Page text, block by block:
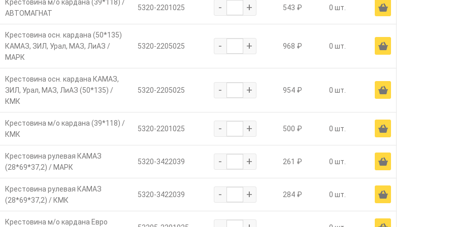
Крестовина м/о кардана (39*118) /
АВТОМАГНАТ
5320-2201025 - + 543 ₽ 0 шт. Ä
Крестовина осн. кардана (50*135)
КАМАЗ, ЗИЛ, Урал, МАЗ, ЛиАЗ /
МАРК
5320-2205025 - + 968 ₽ 0 шт. Ä
Крестовина осн. кардана КАМАЗ,
ЗИЛ, Урал, МАЗ, ЛиАЗ (50*135) /
КМК
5320-2205025 - + 954 ₽ 0 шт. Ä
Крестовина м/о кардана (39*118) /
КМК
5320-2201025 - + 500 ₽ 0 шт. Ä
Крестовина рулевая КАМАЗ
(28*69*37,2) / МАРК
5320-3422039 - + 261 ₽ 0 шт. Ä
Крестовина рулевая КАМАЗ
(28*69*37,2) / КМК
5320-3422039 - + 284 ₽ 0 шт. Ä
Крестовина м/о кардана Евро